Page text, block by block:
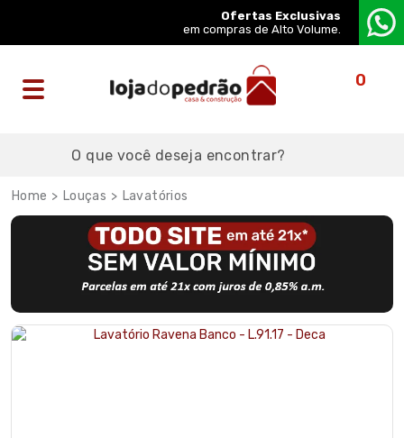
Ofertas Exclusivas
em compras de Alto Volume.
0
Louças Lavatórios